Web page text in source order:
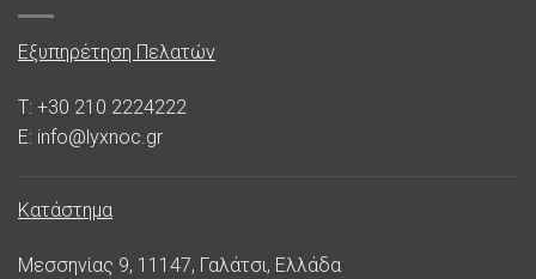
Εξυπηρέτηση Πελατών
T: +30 210 2224222
E: info@lyxnoc.gr
Κατάστημα
Μεσσηνίας 9, 11147, Γαλάτσι, Ελλάδα